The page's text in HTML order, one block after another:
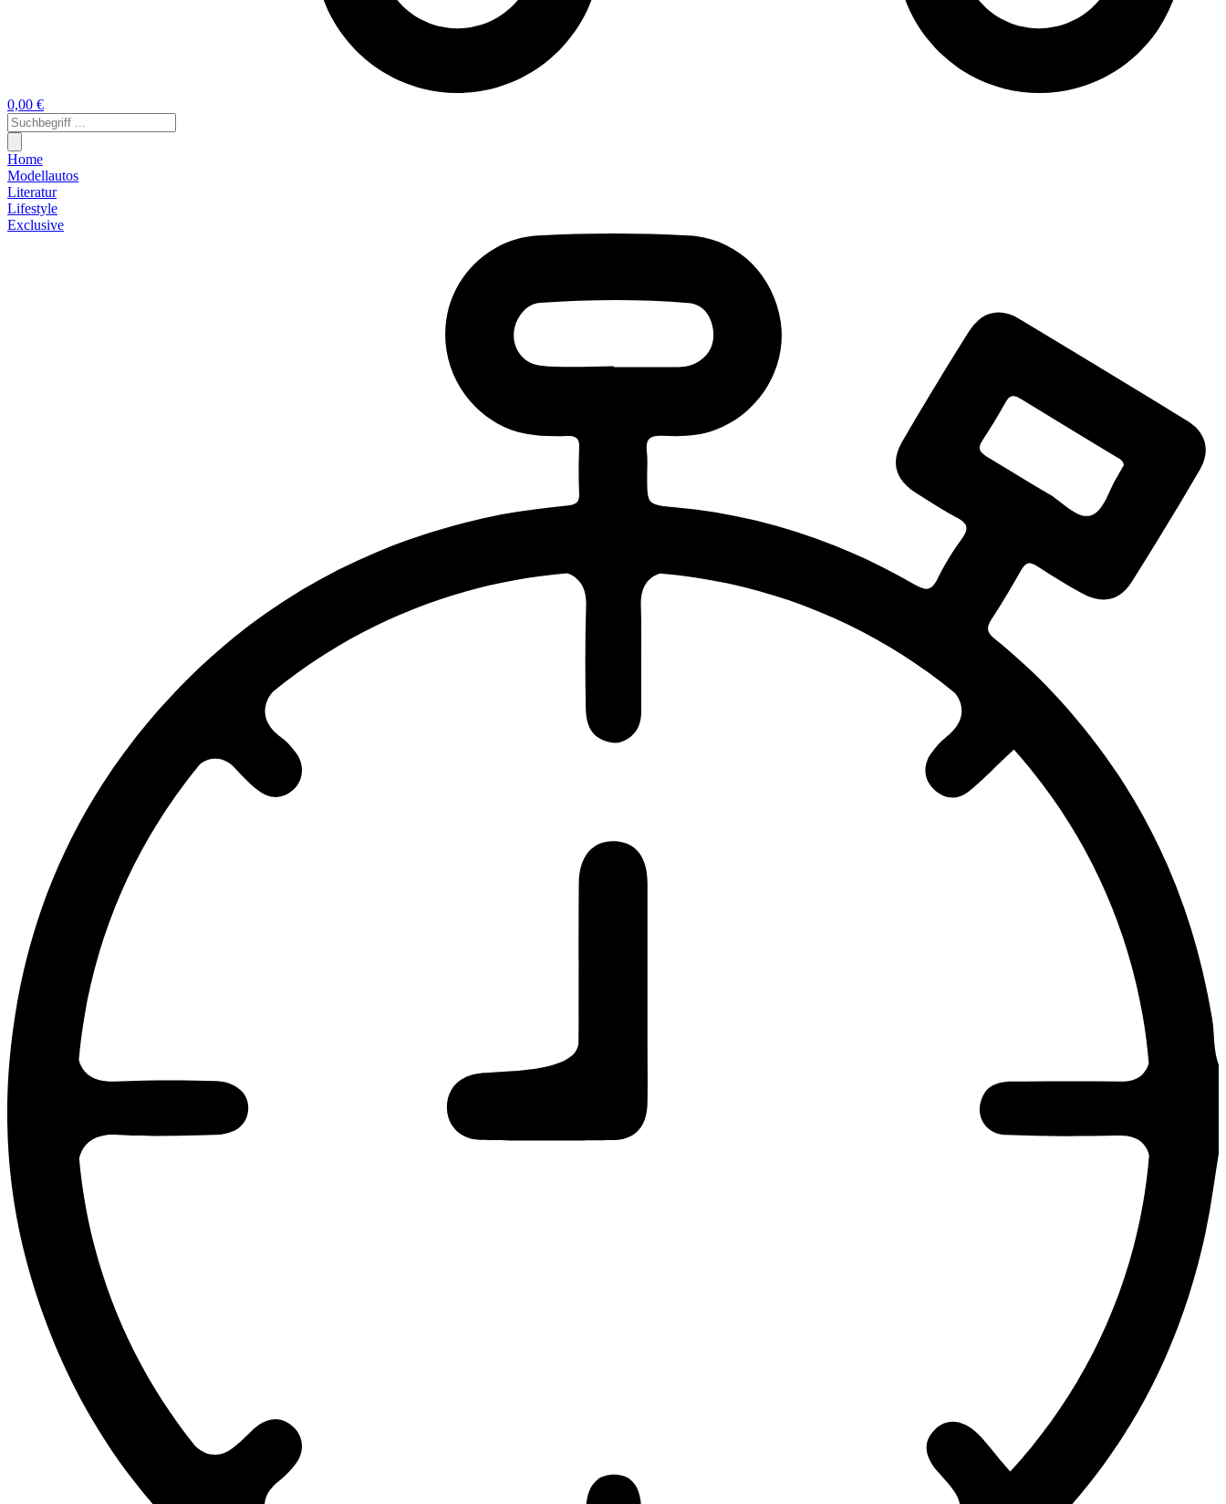
0,00 €
Home
Modellautos
Literatur
Lifestyle
Exclusive